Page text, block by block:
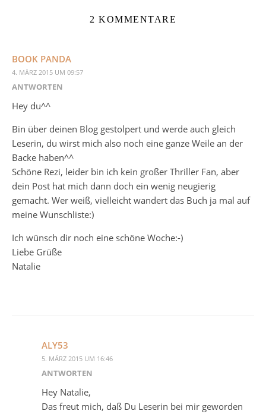
2 KOMMENTARE
BOOK PANDA
4. MÄRZ 2015 UM 09:57
ANTWORTEN
Hey du^^
Bin über deinen Blog gestolpert und werde auch gleich
Leserin, du wirst mich also noch eine ganze Weile an der
Backe haben^^
Schöne Rezi, leider bin ich kein großer Thriller Fan, aber
dein Post hat mich dann doch ein wenig neugierig
gemacht. Wer weiß, vielleicht wandert das Buch ja mal auf
meine Wunschliste:)
Ich wünsch dir noch eine schöne Woche:-)
Liebe Grüße
Natalie
ALY53
5. MÄRZ 2015 UM 16:46
ANTWORTEN
Hey Natalie,
Das freut mich, daß Du Leserin bei mir geworden